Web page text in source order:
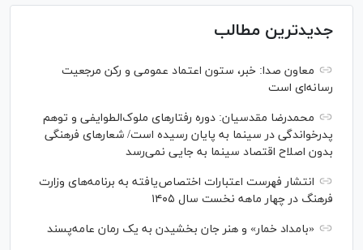
جدیدترین مطالب
معاون صدا: خبر، ستون اعتماد عمومی و رکن مرجعیت
رسانه‌ای است
محمدرضا مقدسیان: دوره رفتارهای ملوک‌الطوایفی و توهم
پدرخواندگی در سینما به پایان رسیده است/ شعارهای فرهنگی
بدون اصلاح اقتصاد سینما به جایی نمی‌رسد
انتشار فهرست اعتبارات اختصاص‌یافته به برنامه‌های وزارت
فرهنگ در چهار ماهه نخست سال ۱۴۰۵
«بامداد خمار» و هنر جان بخشیدن به یک رمان عامه‌پسند